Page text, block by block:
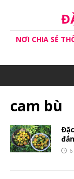
NƠI CHIA SẺ
cam bù